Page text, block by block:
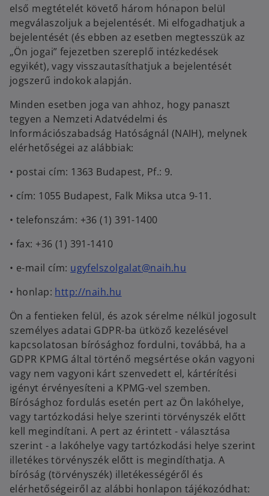
e
w
t
a
b
első megtételét követő három hónapon belül
megválaszoljuk a bejelentését. Mi elfogadhatjuk a
bejelentését (és ebben az esetben megtesszük az
„Ön jogai” fejezetben szereplő intézkedések
egyikét), vagy visszautasíthatjuk a bejelentését
jogszerű indokok alapján.
Minden esetben joga van ahhoz, hogy panaszt
tegyen a Nemzeti Adatvédelmi és
Információszabadság Hatóságnál (NAIH), melynek
elérhetőségei az alábbiak:
• postai cím: 1363 Budapest, Pf.: 9.
• cím: 1055 Budapest, Falk Miksa utca 9-11.
• telefonszám: +36 (1) 391-1400
• fax: +36 (1) 391-1410
• e-mail cím: ugyfelszolgalat@naih.hu
a
n
e
w
t
a
b
• honlap: http://naih.hu
e
n
s
i
n
a
n
e
w
t
a
b
Ön a fentieken felül, és azok sérelme nélkül jogosult
személyes adatai GDPR-ba ütköző kezelésével
kapcsolatosan bírósághoz fordulni, továbbá, ha a
GDPR KPMG által történő megsértése okán vagyoni
vagy nem vagyoni kárt szenvedett el, kártérítési
igényt érvényesíteni a KPMG-vel szemben.
Bírósághoz fordulás esetén pert az Ön lakóhelye,
vagy tartózkodási helye szerinti törvényszék előtt
kell megindítani. A pert az érintett - választása
szerint - a lakóhelye vagy tartózkodási helye szerint
illetékes törvényszék előtt is megindíthatja. A
bíróság (törvényszék) illetékességéről és
elérhetőségeiről az alábbi honlapon tájékozódhat: